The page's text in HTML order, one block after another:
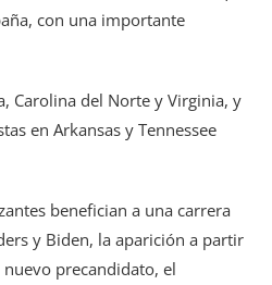
con una importante
Carolina del Norte y Virginia, y
en Arkansas y Tennessee
benefician a una carrera
y Biden, la aparición a partir
precandidato, el